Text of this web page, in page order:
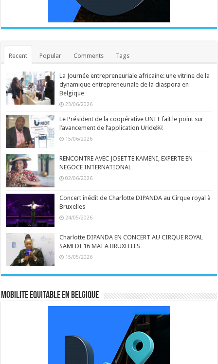
Recent Popular Comments Tags
La Journée entrepreneuriale africaine: une vitrine de la
dynamique entrepreneuriale de la diaspora en
Belgique
23/06/2026
Le Président de la coopérative UNIT fait le point sur
l’avancement de l’application Uride￼
15/06/2026
RENCONTRE AVEC JOSETTE KAMENI, EXPERTE EN
NEGOCE INTERNATIONAL
02/06/2026
Concert inédit de Charlotte DIPANDA au Cirque royal à
Bruxelles
24/05/2026
Charlotte DIPANDA EN CONCERT AU CIRQUE ROYAL
SAMEDI 16 MAI A BRUXELLES
15/05/2026
MOBILITE EQUITABLE EN BELGIQUE